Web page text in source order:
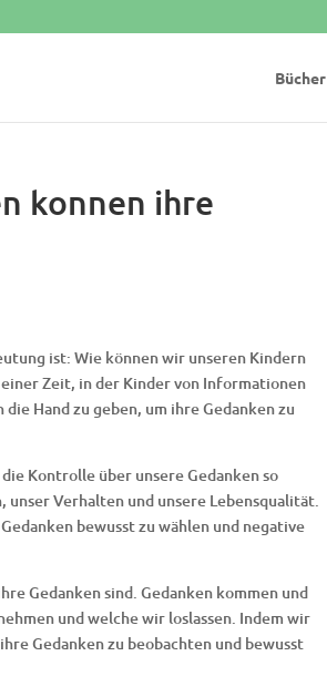
Bücher
konnen ihre
ist: Wie können wir unseren Kindern
Zeit, in der Kinder von Informationen
Hand zu geben, um ihre Gedanken zu
Kontrolle über unsere Gedanken so
unser Verhalten und unsere Lebensqualität.
bewusst zu wählen und negative
Gedanken sind. Gedanken kommen und
und welche wir loslassen. Indem wir
Gedanken zu beobachten und bewusst